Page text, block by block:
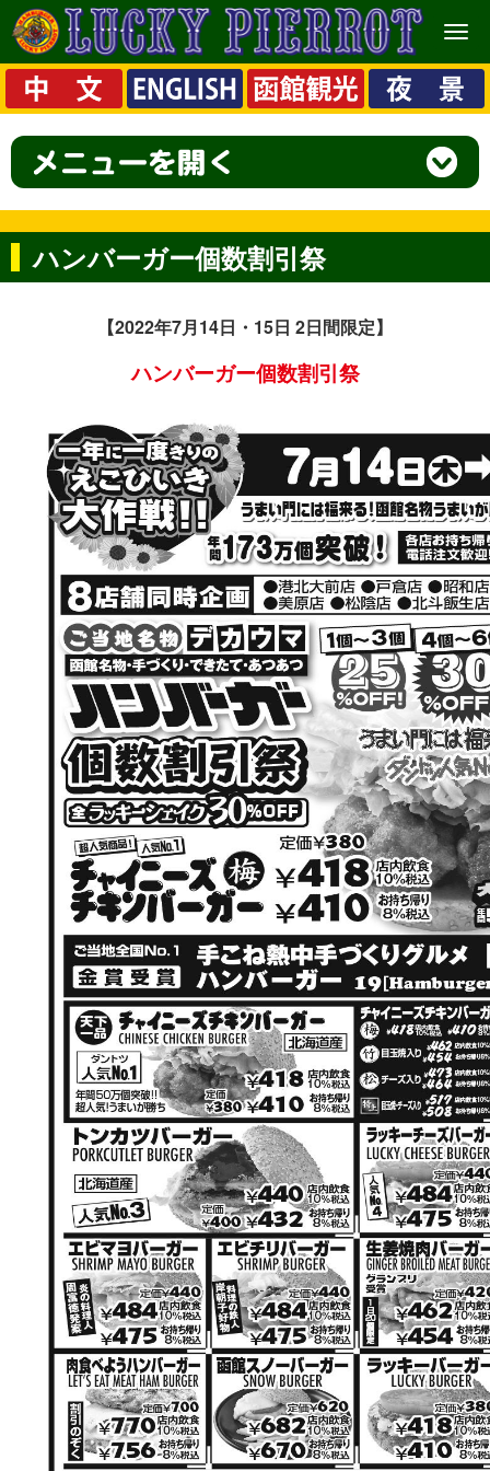
メ
ニ
ュ
ー
ハンバーガー個数割引祭
【2022年7月14日・15日 2日間限定】
ハンバーガー個数割引祭